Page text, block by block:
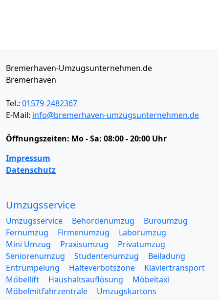
Bremerhaven-Umzugsunternehmen.de
Bremerhaven
Tel.: 01579-2482367
E-Mail: info@bremerhaven-umzugsunternehmen.de
Öffnungszeiten: Mo - Sa: 08:00 - 20:00 Uhr
Impressum
Datenschutz
Umzugsservice
Umzugsservice Behördenumzug
Büroumzug
Fernumzug
Firmenumzug
Laborumzug
Mini Umzug
Praxisumzug
Privatumzug
Seniorenumzug
Studentenumzug
Beiladung
Entrümpelung
Halteverbotszone
Klaviertransport
Möbellift
Haushaltsauflösung
Möbeltaxi
Möbelmitfahrzentrale
Umzugskartons